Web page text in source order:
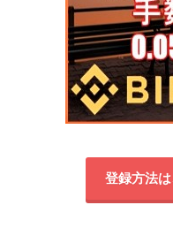
登録方法は